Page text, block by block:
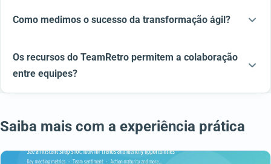
Como medimos o sucesso da transformação ágil?
Os recursos do TeamRetro permitem a colaboração
entre equipes?
Saiba mais com a experiência prática